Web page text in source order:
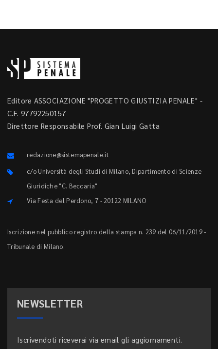
Editore ASSOCIAZIONE "PROGETTO GIUSTIZIA PENALE" -
C.F. 97792250157
Direttore Responsabile Prof. Gian Luigi Gatta
redazione@sistemapenale.it
c/o Università degli Studi di Milano, Dipartimento di Scienze
Giuridiche "C. Beccaria"
Via Festa del Perdono, 7 - 20122 MILANO
Iscrizione nel pubblico registro della stampa n. 239 del 06/11/2019 -
Tribunale di Milano.
NEWSLETTER
Iscrivendoti riceverai via email gli aggiornamenti.